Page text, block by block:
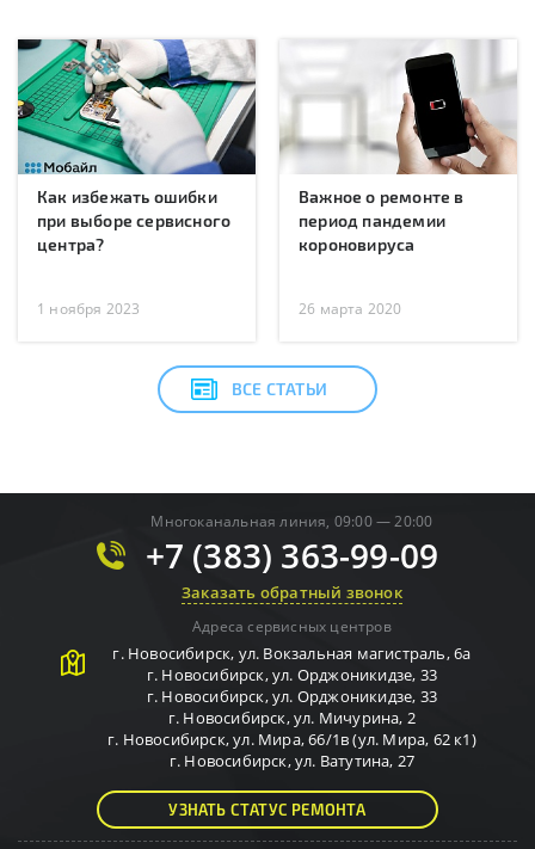
Как избежать ошибки
при выборе сервисного
центра?
1 ноября 2023
Важное о ремонте в
период пандемии
короновируса
26 марта 2020
ВСЕ СТАТЬИ
Многоканальная линия, 09:00 — 20:00
+7 (383) 363-99-09
Заказать обратный звонок
Адреса сервисных центров
г. Новосибирск, ул. Вокзальная магистраль, 6а
г. Новосибирск,ул. Орджоникидзе, 33
г. Новосибирск,ул. Орджоникидзе, 33
г. Новосибирск,ул. Мичурина, 2
г. Новосибирск,ул. Мира, 66/1в (ул. Мира, 62 к1)
г. Новосибирск,ул. Ватутина, 27
УЗНАТЬ СТАТУС РЕМОНТА